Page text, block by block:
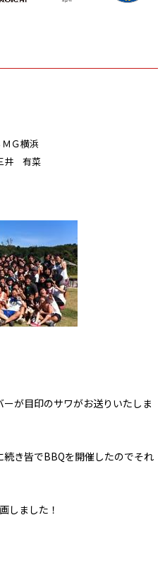
Ｇ横浜
井 有菜
が目印のサワがお送りいたしま
き皆でBBQを開催したのでそれ
しました！